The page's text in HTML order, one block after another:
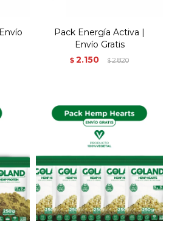
Pack Energía Activa |
Envío Gratis
$ 2.150 $2.820